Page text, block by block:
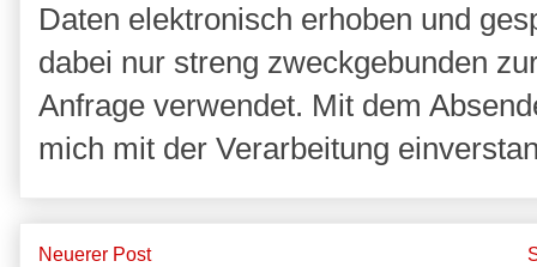
Daten elektronisch erhoben und
dabei nur streng zweckgebunden
Anfrage verwendet. Mit dem
mich mit der Verarbeitung
Neuerer Post